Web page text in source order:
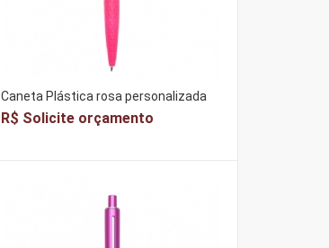
Caneta Plástica rosa personalizada
R$ Solicite orçamento